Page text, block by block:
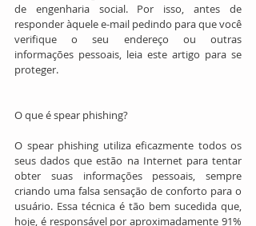
de engenharia social. Por isso, antes de
responder àquele e-mail pedindo para que você
verifique o seu endereço ou outras
informações pessoais, leia este artigo para se
proteger.
O que é spear phishing?
O spear phishing utiliza eficazmente todos os
seus dados que estão na Internet para tentar
obter suas informações pessoais, sempre
criando uma falsa sensação de conforto para o
usuário. Essa técnica é tão bem sucedida que,
hoje, é responsável por aproximadamente 91%